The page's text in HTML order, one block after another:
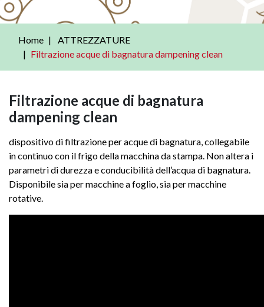
Home
ATTREZZATURE
Filtrazione acque di bagnatura dampening clean
Filtrazione acque di bagnatura
dampening clean
dispositivo di filtrazione per acque di bagnatura, collegabile
in continuo con il frigo della macchina da stampa. Non altera i
parametri di durezza e conducibilità dell’acqua di bagnatura.
Disponibile sia per macchine a foglio, sia per macchine
rotative.